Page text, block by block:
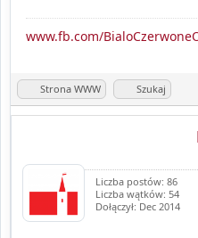
www.fb.com/
Strona WWW Szukaj
Liczba postów: 86
Liczba wątków: 54
Dołączył: Dec 2014